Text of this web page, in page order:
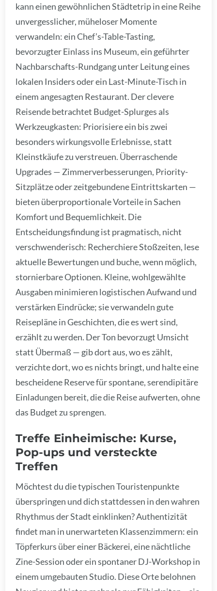
kann einen gewöhnlichen Städtetrip in eine Reihe
unvergesslicher, müheloser Momente
verwandeln: ein Chef’s-Table-Tasting,
bevorzugter Einlass ins Museum, ein geführter
Nachbarschafts-Rundgang unter Leitung eines
lokalen Insiders oder ein Last-Minute-Tisch in
einem angesagten Restaurant. Der clevere
Reisende betrachtet Budget-Splurges als
Werkzeugkasten: Priorisiere ein bis zwei
besonders wirkungsvolle Erlebnisse, statt
Kleinstkäufe zu verstreuen. Überraschende
Upgrades — Zimmerverbesserungen, Priority-
Sitzplätze oder zeitgebundene Eintrittskarten —
bieten überproportionale Vorteile in Sachen
Komfort und Bequemlichkeit. Die
Entscheidungsfindung ist pragmatisch, nicht
verschwenderisch: Recherchiere Stoßzeiten, lese
aktuelle Bewertungen und buche, wenn möglich,
stornierbare Optionen. Kleine, wohlgewählte
Ausgaben minimieren logistischen Aufwand und
verstärken Eindrücke; sie verwandeln gute
Reisepläne in Geschichten, die es wert sind,
erzählt zu werden. Der Ton bevorzugt Umsicht
statt Übermaß — gib dort aus, wo es zählt,
verzichte dort, wo es nichts bringt, und halte eine
bescheidene Reserve für spontane, serendipitäre
Einladungen bereit, die die Reise aufwerten, ohne
das Budget zu sprengen.
Treffe Einheimische: Kurse,
Pop-ups und versteckte
Treffen
Möchtest du die typischen Touristenpunkte
überspringen und dich stattdessen in den wahren
Rhythmus der Stadt einklinken? Authentizität
findet man in unerwarteten Klassenzimmern: ein
Töpferkurs über einer Bäckerei, eine nächtliche
Zine-Session oder ein spontaner DJ-Workshop in
einem umgebauten Studio. Diese Orte belohnen